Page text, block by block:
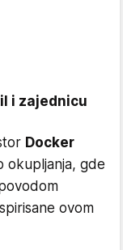
i zajednicu
Docker
okupljanja, gde
ovom